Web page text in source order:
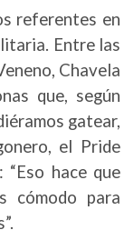
referentes en
Entre las
Chavela
que, según
gatear,
el Pride
hace que
cómodo para